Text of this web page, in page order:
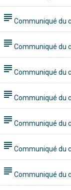
subject Communiqué du
subject Communiqué du
subject Communiqué du
subject Communiqué du
subject Communiqué du
subject Communiqué du
subject Communiqué du